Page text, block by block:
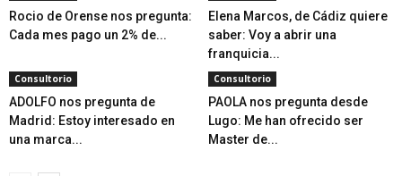
Rocio de Orense nos pregunta:
Cada mes pago un 2% de...
Elena Marcos, de Cádiz quiere
saber: Voy a abrir una
franquicia...
Consultorio
ADOLFO nos pregunta de
Madrid: Estoy interesado en
una marca...
Consultorio
PAOLA nos pregunta desde
Lugo: Me han ofrecido ser
Master de...